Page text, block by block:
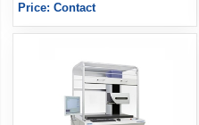
Price: Contact